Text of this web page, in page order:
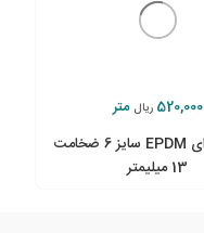
520,000 ریال متر
عایق لوله ای EPDM سایز 6 ضخامت
13 میلیمتر